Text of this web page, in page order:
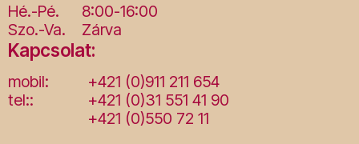
Hé.-Pé.
8:00-16:00
Szo.-Va.
Zárva
Kapcsolat:
mobil:
+421 (0)911 211 654
tel::
+421 (0)31 551 41 90
+421 (0)550 72 11